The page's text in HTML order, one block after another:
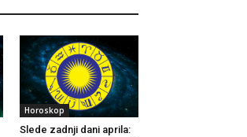
Horoskop
Slede zadnji dani aprila: